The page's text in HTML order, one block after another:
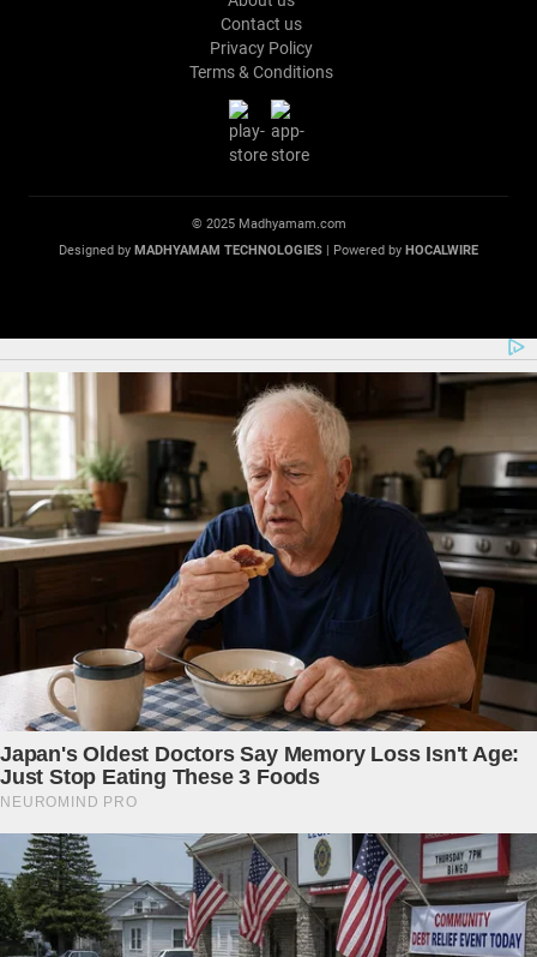
Contact us
Privacy Policy
Terms & Conditions
© 2025 Madhyamam.com
Designed by MADHYAMAM TECHNOLOGIES | Powered by HOCALWIRE